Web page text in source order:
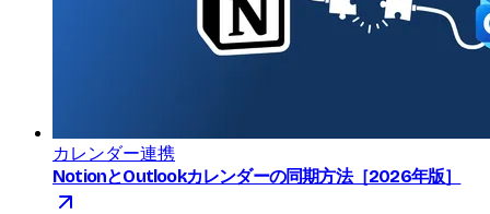
カレンダー連携
NotionとOutlookカレンダーの同期方法［2026年版］